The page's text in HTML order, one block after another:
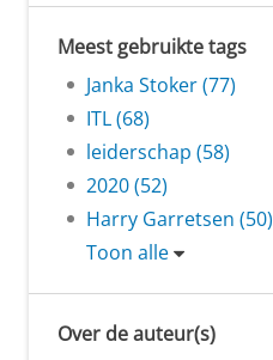
Meest gebruikte tags
Janka Stoker (77)
ITL (68)
leiderschap (58)
2020 (52)
Harry Garretsen (50)
Toon alle
Over de auteur(s)